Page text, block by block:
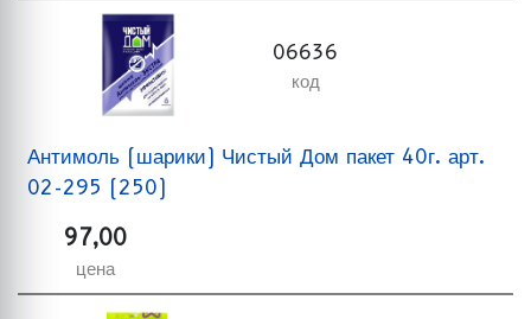
06636
код
Антимоль (шарики) Чистый Дом пакет 40г. арт.
02-295 (250)
97,00
цена